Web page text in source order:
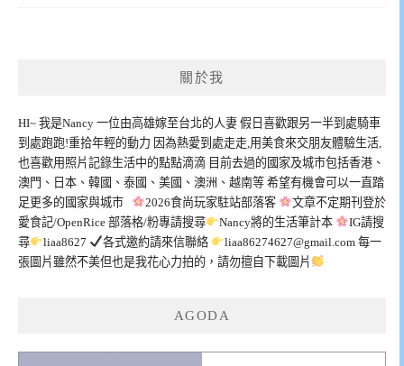
關於我
HI~ 我是Nancy 一位由高雄嫁至台北的人妻 假日喜歡跟另一半到處騎車
到處跑跑!重拾年輕的動力 因為熱愛到處走走,用美食來交朋友體驗生活,
也喜歡用照片記錄生活中的點點滴滴 目前去過的國家及城市包括香港、
澳門、日本、韓國、泰國、美國、澳洲、越南等 希望有機會可以一直踏
足更多的國家與城市
2026食尚玩家駐站部落客
文章不定期刊登於
愛食記/OpenRice 部落格/粉專請搜尋
Nancy將的生活筆計本
IG請搜
尋
liaa8627 各式邀約請來信聯絡 liaa86274627@gmail.com每一
張圖片雖然不美但也是我花心力拍的，請勿擅自下載圖片
AGODA